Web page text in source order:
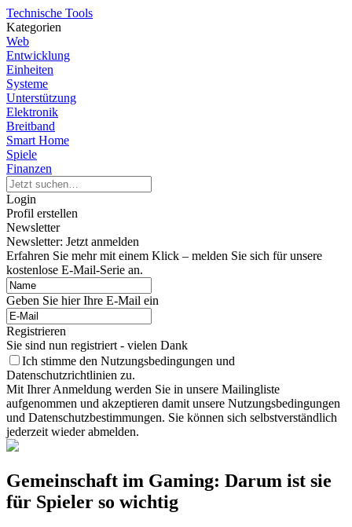
Technische Tools
Kategorien
Web
Entwicklung
Einheiten
Systeme
Unterstützung
Elektronik
Breitband
Smart Home
Spiele
Finanzen
Login
Profil erstellen
Newsletter
Newsletter: Jetzt anmelden
Erfahren Sie mehr mit einem Klick – melden Sie sich für unsere
kostenlose E-Mail-Serie an.
Geben Sie hier Ihre E-Mail ein
Registrieren
Sie sind nun registriert - vielen Dank
Ich stimme den Nutzungsbedingungen und
Datenschutzrichtlinien zu.
Mit Ihrer Anmeldung werden Sie in unsere Mailingliste
aufgenommen und akzeptieren damit unsere Nutzungsbedingungen
und Datenschutzbestimmungen. Sie können sich selbstverständlich
jederzeit wieder abmelden.
Gemeinschaft im Gaming: Darum ist sie
für Spieler so wichtig